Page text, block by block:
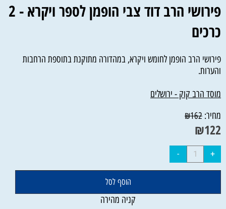
פירושי הרב דוד צבי הופמן לספר ויקרא - 2
כרכים
פירושי הרב הופמן לחומש ויקרא, במהדורה מתוקנת בתוספת הרחבות
והערות.
מוסד הרב קוק - ירושלים
מחיר:
₪162
₪122
הוסף לסל
קניה מהירה